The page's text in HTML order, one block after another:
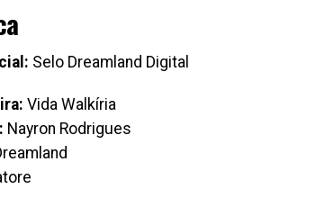
Selo Dreamland Digital
Vida Walkíria
Nayron Rodrigues